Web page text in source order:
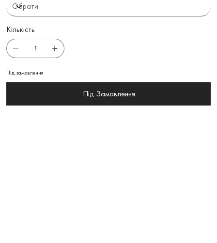
Кількість
Під замовлення
Під Замовлення